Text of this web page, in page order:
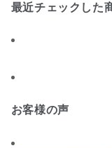
最近チェックした
お客様の声